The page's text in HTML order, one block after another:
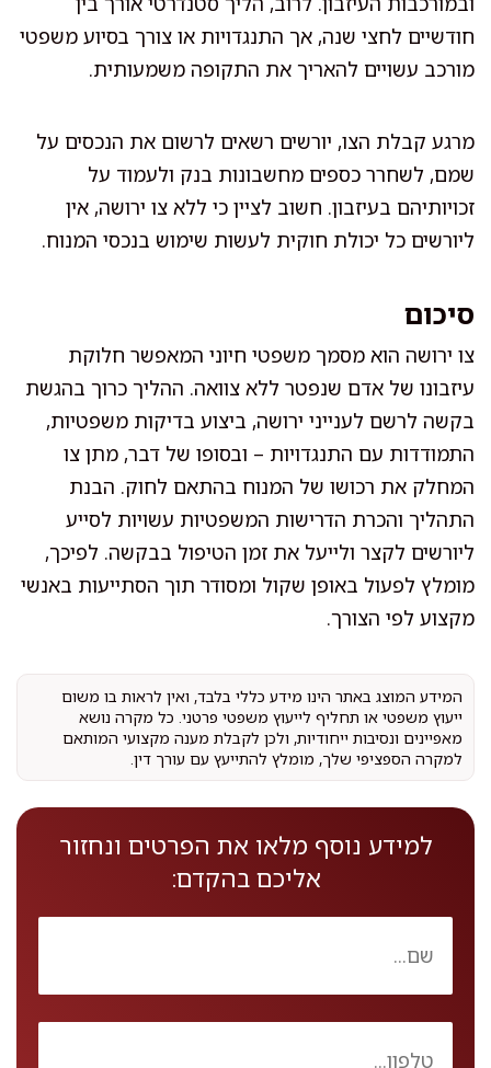
חודשיים לחצי שנה, אך התנגדויות או צורך בסיוע משפטי
מורכב עשויים להאריך את התקופה משמעותית.
מרגע קבלת הצו, יורשים רשאים לרשום את הנכסים על
שמם, לשחרר כספים מחשבונות בנק ולעמוד על
זכויותיהם בעיזבון. חשוב לציין כי ללא צו ירושה, אין
ליורשים כל יכולת חוקית לעשות שימוש בנכסי המנוח.
סיכום
צו ירושה הוא מסמך משפטי חיוני המאפשר חלוקת
עיזבונו של אדם שנפטר ללא צוואה. ההליך כרוך בהגשת
בקשה לרשם לענייני ירושה, ביצוע בדיקות משפטיות,
התמודדות עם התנגדויות – ובסופו של דבר, מתן צו
המחלק את רכושו של המנוח בהתאם לחוק. הבנת
התהליך והכרת הדרישות המשפטיות עשויות לסייע
ליורשים לקצר ולייעל את זמן הטיפול בבקשה. לפיכך,
מומלץ לפעול באופן שקול ומסודר תוך הסתייעות באנשי
מקצוע לפי הצורך.
המידע המוצג באתר הינו מידע כללי בלבד, ואין לראות בו משום
ייעוץ משפטי או תחליף לייעוץ משפטי פרטני. כל מקרה נושא
מאפיינים ונסיבות ייחודיות, ולכן לקבלת מענה מקצועי המותאם
למקרה הספציפי שלך, מומלץ להתייעץ עם עורך דין.
למידע נוסף מלאו את הפרטים ונחזור
אליכם בהקדם: